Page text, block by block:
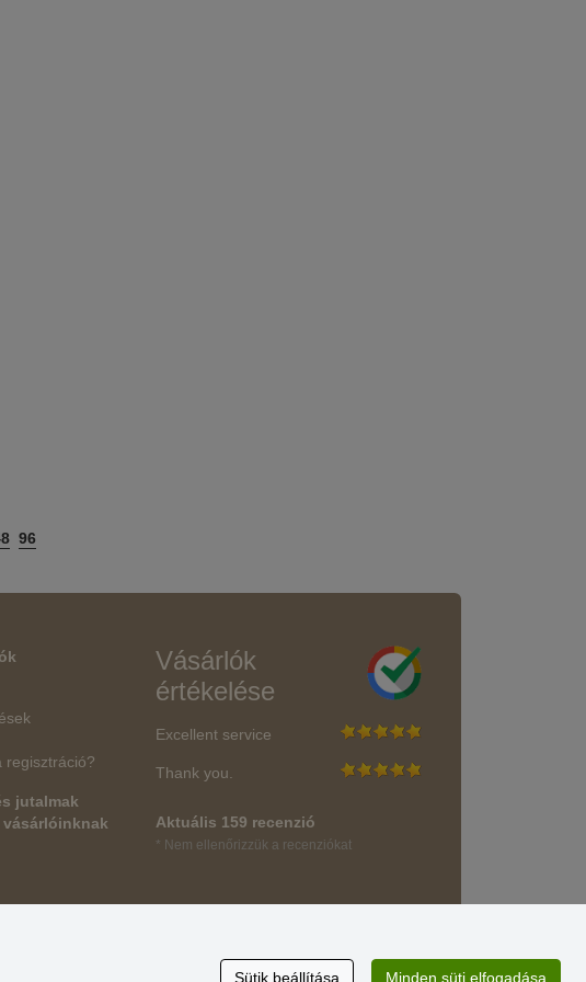
96
regisztráció?
jutalmak
Vásárlók
értékelése
Excellent service
Thank you.
Aktuális 159 recenzió
* Nem ellenőrizzük a recenziókat
Sütik beállítása Minden süti elfogadása